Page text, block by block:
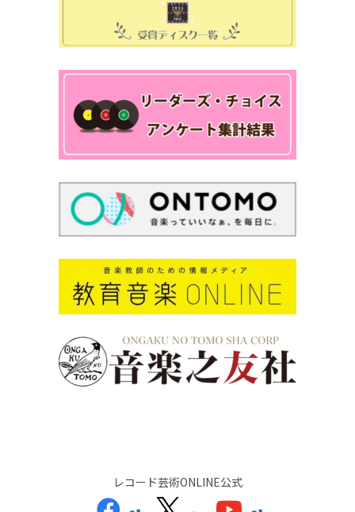
レコード芸術ONLINE公式